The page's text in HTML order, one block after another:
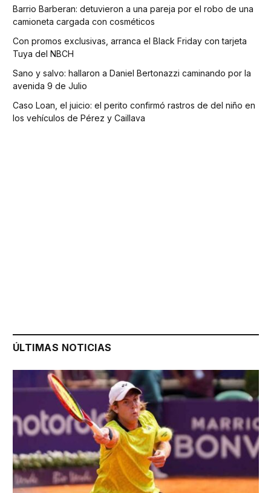
Barrio Barberan: detuvieron a una pareja por el robo de una
camioneta cargada con cosméticos
Con promos exclusivas, arranca el Black Friday con tarjeta
Tuya del NBCH
Sano y salvo: hallaron a Daniel Bertonazzi caminando por la
avenida 9 de Julio
Caso Loan, el juicio: el perito confirmó rastros de del niño en
los vehículos de Pérez y Caillava
ÚLTIMAS NOTICIAS